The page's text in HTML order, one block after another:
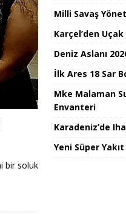
bir soluk
Milli Savaş
Karçel’den
Deniz Aslanı
İlk Ares 18 Sar
Mke Malaman
Envanteri
Karadeniz’de Iha
Yeni Süper